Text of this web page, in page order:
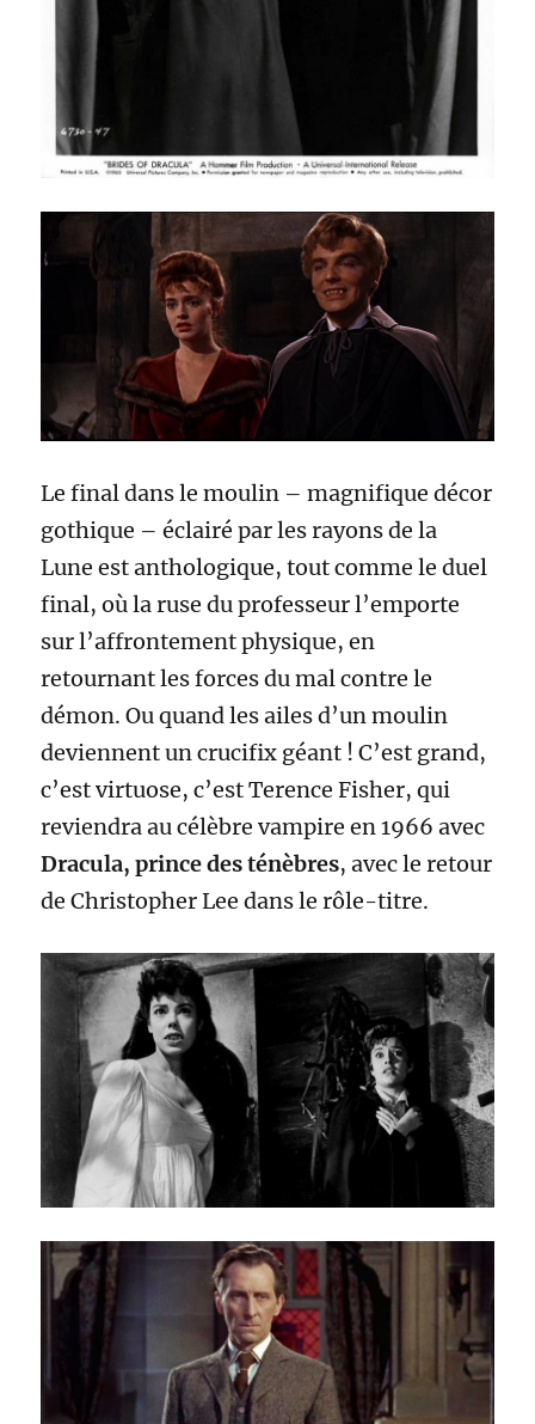
Le final dans le moulin – magnifique décor
gothique – éclairé par les rayons de la
Lune est anthologique, tout comme le duel
final, où la ruse du professeur l’emporte
sur l’affrontement physique, en
retournant les forces du mal contre le
démon. Ou quand les ailes d’un moulin
deviennent un crucifix géant ! C’est grand,
c’est virtuose, c’est Terence Fisher, qui
reviendra au célèbre vampire en 1966 avec
Dracula, prince des ténèbres, avec le retour
de Christopher Lee dans le rôle-titre.